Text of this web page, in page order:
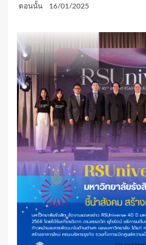
ตอนนั้น 16/01/2025